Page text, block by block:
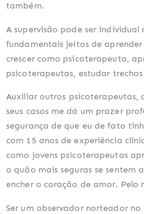
também.
A supervisão pode ser individual
fundamentais jeitos de
crescer como psicoterapeuta,
psicoterapeutas, estudar
Auxiliar outros psicoterapeutas,
seus casos me dá um prazer
segurança de que eu de fato
com 15 anos de experiência
como jovens psicoterapeutas
o quão mais seguras se sentem
encher o coração de amor. Pelo
Ser um observador norteador